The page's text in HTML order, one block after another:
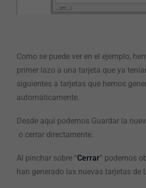
Como se puede ver en el ejemplo,
primer lazo a una tarjeta que ya
siguientes a tarjetas que hemos
automáticamente.
Desde aquí podemos Guardar la
o cerrar directamente.
Al pinchar sobre “Cerrar” podemos
han generado las nuevas tarjetas de